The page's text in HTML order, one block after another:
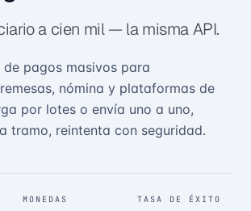
a cien mil — la misma API.
pagos masivos para
nómina y plataformas de
por lotes o envía uno a uno,
tramo, reintenta con seguridad.
MONEDAS TASA DE ÉXITO